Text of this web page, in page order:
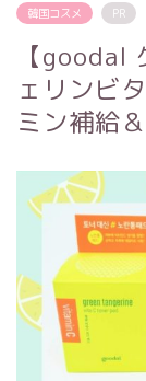
韓国コスメ PR
【goodal
ェリンビ
ミン補給